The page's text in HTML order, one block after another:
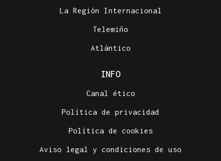
La Región Internacional
Telemiño
Atlántico
INFO
Canal ético
Política de privacidad
Política de cookies
Aviso legal y condiciones de uso